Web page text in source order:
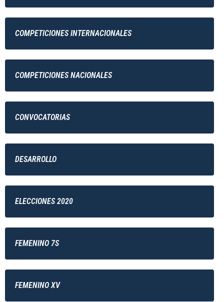
COMPETICIONES INTERNACIONALES
COMPETICIONES NACIONALES
CONVOCATORIAS
DESARROLLO
ELECCIONES 2020
FEMENINO 7S
FEMENINO XV